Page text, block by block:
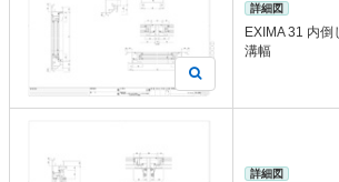
詳細図
EXIMA 31 内
溝幅
詳細図